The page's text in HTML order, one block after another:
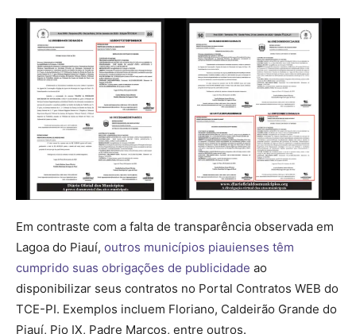
Em contraste com a falta de transparência observada em
Lagoa do Piauí, outros municípios piauienses têm
cumprido suas obrigações de publicidade ao
disponibilizar seus contratos no Portal Contratos WEB do
TCE-PI. Exemplos incluem Floriano, Caldeirão Grande do
Piauí, Pio IX, Padre Marcos, entre outros.